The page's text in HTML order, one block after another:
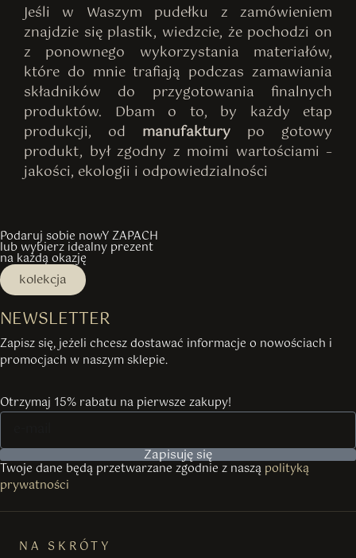
Jeśli w Waszym pudełku z zamówieniem
znajdzie się plastik, wiedzcie, że pochodzi on
z ponownego wykorzystania materiałów,
które do mnie trafiają podczas zamawiania
składników do przygotowania finalnych
produktów. Dbam o to, by każdy etap
produkcji, od manufaktury po gotowy
produkt, był zgodny z moimi wartościami –
jakości, ekologii i odpowiedzialności
Podaruj sobie nowY ZAPACH
lub wybierz idealny prezent
na każdą okazję
kolekcja
NEWSLETTER
Zapisz się, jeżeli chcesz dostawać informacje o nowościach i
promocjach w naszym sklepie.
Otrzymaj 15% rabatu na pierwsze zakupy!
Zapisuję się
Twoje dane będą przetwarzane zgodnie z naszą polityką
prywatności
NA SKRÓTY